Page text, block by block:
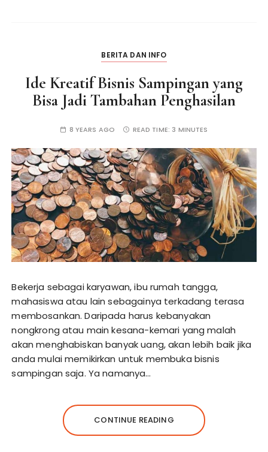
BERITA DAN INFO
Ide Kreatif Bisnis Sampingan yang
Bisa Jadi Tambahan Penghasilan
8 YEARS AGO READ TIME: 3 MINUTES
Bekerja sebagai karyawan, ibu rumah tangga,
mahasiswa atau lain sebagainya terkadang terasa
membosankan. Daripada harus kebanyakan
nongkrong atau main kesana-kemari yang malah
akan menghabiskan banyak uang, akan lebih baik jika
anda mulai memikirkan untuk membuka bisnis
sampingan saja. Ya namanya…
CONTINUE READING